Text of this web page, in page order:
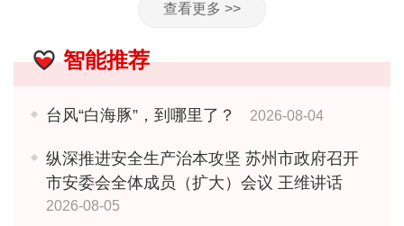
查看更多 >>
智能推荐
台风“白海豚”，到哪里了？ 2026-08-04
纵深推进安全生产治本攻坚 苏州市政府召开
市安委会全体成员（扩大）会议 王维讲话
2026-08-05